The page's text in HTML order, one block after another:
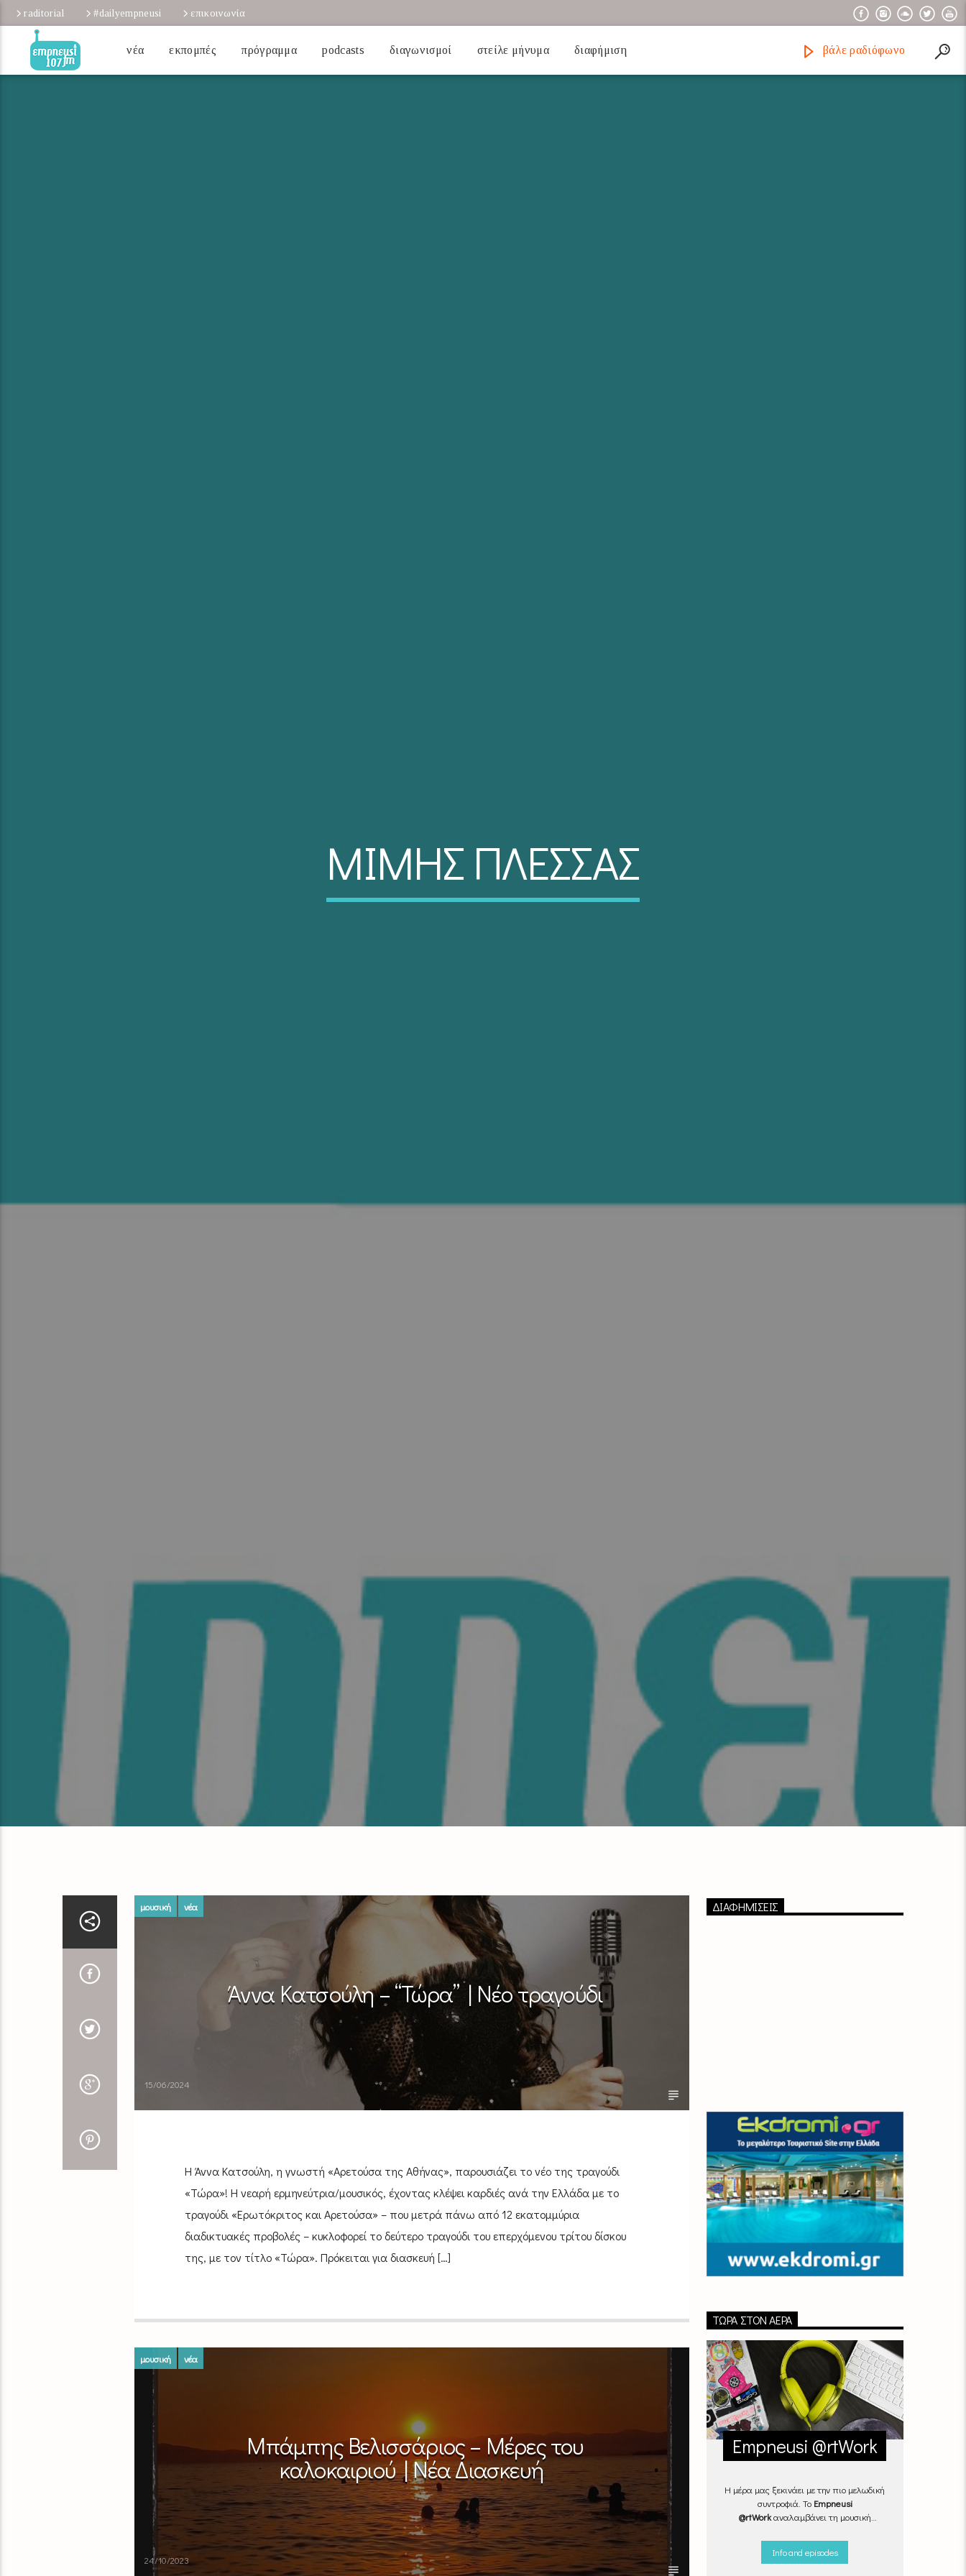
raditorial #dailyempneusi επικοινωνία
νέα εκπομπές πρόγραμμα podcasts διαγωνισμοί στείλε μήνυμα διαφήμιση βάλε ραδιόφωνο
ΜΙΜΗΣ ΠΛΕΣΣΑΣ
μουσική νέα
Άννα Κατσούλη – “Τώρα” | Νέο τραγούδι
15/06/2024
Η Άννα Κατσούλη, η γνωστή «Αρετούσα της Αθήνας», παρουσιάζει το νέο της τραγούδι
«Τώρα»! Η νεαρή ερμηνεύτρια/μουσικός, έχοντας κλέψει καρδιές ανά την Ελλάδα με το
τραγούδι «Ερωτόκριτος και Αρετούσα» – που μετρά πάνω από 12 εκατομμύρια
διαδικτυακές προβολές – κυκλοφορεί το δεύτερο τραγούδι του επερχόμενου τρίτου δίσκου
της, με τον τίτλο «Τώρα». Πρόκειται για διασκευή […]
μουσική νέα
Μπάμπης Βελισσάριος – Μέρες του
καλοκαιριού | Νέα Διασκευή
24/10/2023
ΔΙΑΦΗΜΙΣΕΙΣ
ΤΏΡΑ ΣΤΟΝ ΑΈΡΑ
Empneusi @rtWork
Η μέρα μας ξεκινάει με την πιο μελωδική
συντροφιά. Το Empneusi
@rtWorkαναλαμβάνει τη μουσική
Δευτέρα με Παρασκευή, από τις 07.00
μέχρι τις 10.00.Επιλεγμένα
Info and episodes